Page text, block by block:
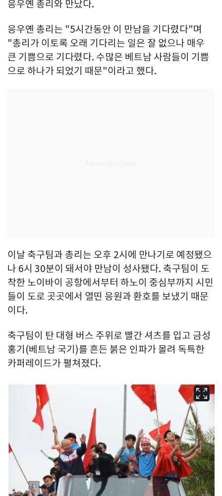
응우옌 총리와 만났다.
응우옌 총리는 "5시간동안 이 만남을 기다렸다"며
"총리가 이토록 오래 기다리는 일은 잘 없으나 매우
큰 기쁨으로 기다렸다. 수많은 베트남 사람들이 기쁨
으로 하나가 되었기 때문"이라고 했다.
이날 축구팀과 총리는 오후 2시에 만나기로 예정됐으
나 6시 30분이 돼서야 만남이 성사됐다. 축구팀이 도
착한 노이바이 공항에서부터 하노이 중심부까지 시민
들이 도로 곳곳에서 열띤 응원과 환호를 보냈기 때문
이다.
축구팀이 탄 대형 버스 주위로 빨간 셔츠를 입고 금성
홍기(베트남 국기)를 흔든 붉은 인파가 몰려 독특한
카퍼레이드가 펼쳐졌다.